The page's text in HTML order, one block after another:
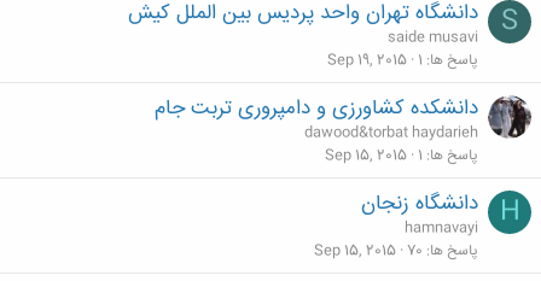
S دانشگاه تهران واحد پردیس بین الملل کیش
saide musavi
پاسخ ها 1
Sep 19, 2015
دانشکده کشاورزی و دامپروری تربت جام
dawood&torbat haydarieh
پاسخ ها 1
Sep 15, 2015
H دانشگاه زنجان
hamnavayi
پاسخ ها 70
Sep 15, 2015